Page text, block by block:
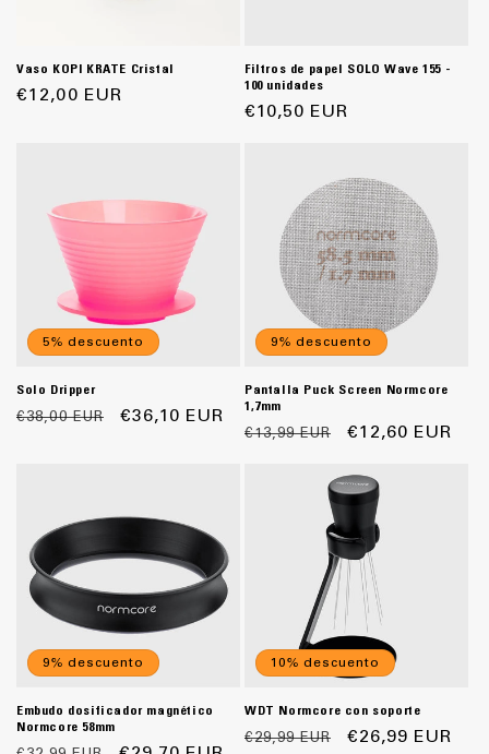
Vaso KOPI KRATE Cristal
Precio
€12,00 EUR
Filtros de papel SOLO Wave 155 -
100 unidades
Precio
€10,50 EUR
5% descuento
Solo Dripper
Precio
€38,00 EUR
Precio
€36,10 EUR
9% descuento
Pantalla Puck Screen Normcore
1,7mm
Precio
€13,99 EUR
Precio
oferta
€12,60 EUR
9% descuento
Embudo dosificador magnético
Normcore 58mm
10% descuento
WDT Normcore con soporte
Precio
€29,99 EUR
Precio
€26,99 EUR